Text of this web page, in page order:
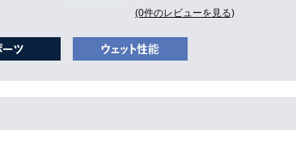
(0件のレビューを見る)